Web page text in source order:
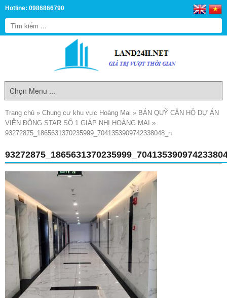
Hotline: 0986866790
Trang chủ » Chung cư khu vực Hoàng Mai » BÁN QUỸ CĂN HỘ DỰ ÁN
VIỄN ĐÔNG STAR SỐ 1 GIÁP NHỊ HOÀNG MAI »
93272875_1865631370235999_7041353909742338048_n